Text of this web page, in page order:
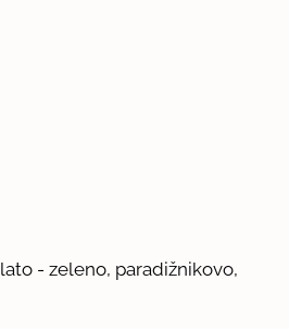
- zeleno, paradižnikovo,